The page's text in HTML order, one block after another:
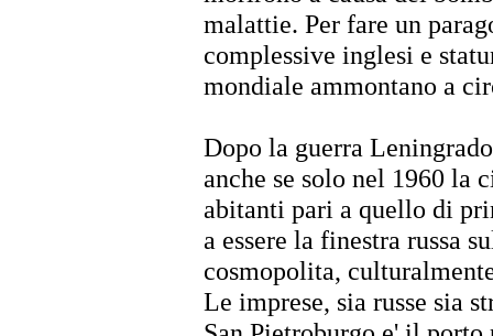
malattie. Per fare un
complessive inglesi e
mondiale ammontano a
Dopo la guerra
anche se solo nel 1960 la
abitanti pari a quello di
a essere la finestra russa
cosmopolita,
Le imprese, sia russe sia